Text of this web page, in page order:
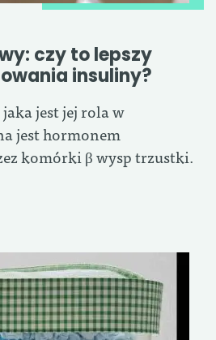
czy to lepszy
insuliny?
jest jej rola w
jest hormonem
komórki β wysp trzustki.